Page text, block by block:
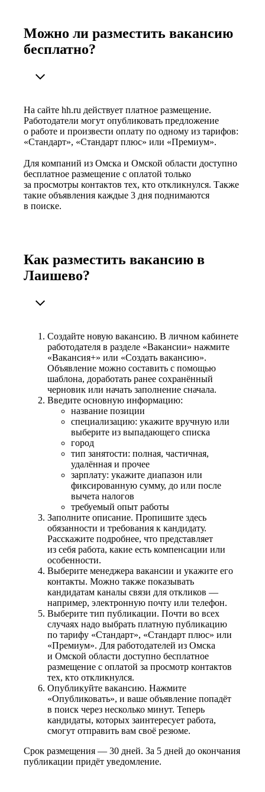
Можно ли разместить вакансию
бесплатно?
На сайте hh.ru действует платное размещение.
Работодатели могут опубликовать предложение
о работе и произвести оплату по одному из тарифов:
«Стандарт», «Стандарт плюс» или «Премиум».
Для компаний из Омска и Омской области доступно
бесплатное размещение с оплатой только
за просмотры контактов тех, кто откликнулся. Также
такие объявления каждые 3 дня поднимаются
в поиске.
Как разместить вакансию в
Лаишево?
Создайте новую вакансию. В личном кабинете
работодателя в разделе «Вакансии» нажмите
«Вакансия+» или «Создать вакансию».
Объявление можно составить с помощью
шаблона, доработать ранее сохранённый
черновик или начать заполнение сначала.
Введите основную информацию:
название позиции
специализацию: укажите вручную или
выберите из выпадающего списка
город
тип занятости: полная, частичная,
удалённая и прочее
зарплату: укажите диапазон или
фиксированную сумму, до или после
вычета налогов
требуемый опыт работы
Заполните описание. Пропишите здесь
обязанности и требования к кандидату.
Расскажите подробнее, что представляет
из себя работа, какие есть компенсации или
особенности.
Выберите менеджера вакансии и укажите его
контакты. Можно также показывать
кандидатам каналы связи для откликов —
например, электронную почту или телефон.
Выберите тип публикации. Почти во всех
случаях надо выбрать платную публикацию
по тарифу «Стандарт», «Стандарт плюс» или
«Премиум». Для работодателей из Омска
и Омской области доступно бесплатное
размещение с оплатой за просмотр контактов
тех, кто откликнулся.
Опубликуйте вакансию. Нажмите
«Опубликовать», и ваше объявление попадёт
в поиск через несколько минут. Теперь
кандидаты, которых заинтересует работа,
смогут отправить вам своё резюме.
Срок размещения — 30 дней. За 5 дней до окончания
публикации придёт уведомление.